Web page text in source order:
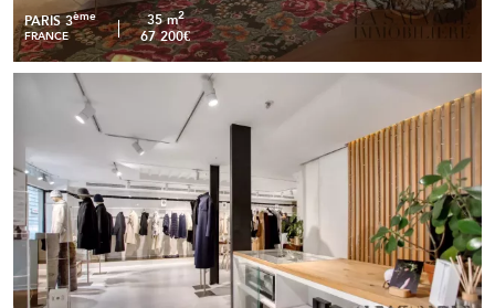
PARIS 3ème
FRANCE
35 m2
67 200€
Cession de bail commerciale - 210 m2 - Paris 1er
READ MORE